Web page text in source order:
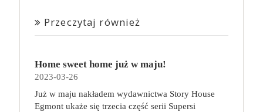
Przeczytaj również
Home sweet home już w maju!
2023-03-26
Już w maju nakładem wydawnictwa Story House
Egmont ukaże się trzecia część serii Supersi